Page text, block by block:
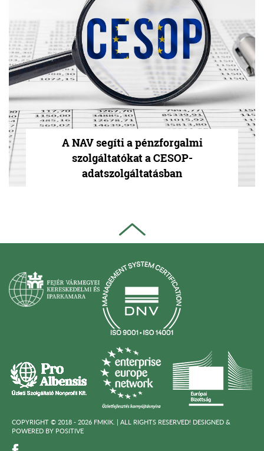
A NAV segíti a pénzforgalmi
szolgáltatókat a CESOP-
adatszolgáltatásban
COPYRIGHT © 2018 - 2026 FMKIK. | ALL RIGHTS RESERVED! DESIGNED &
POWERED BY POSITIVE